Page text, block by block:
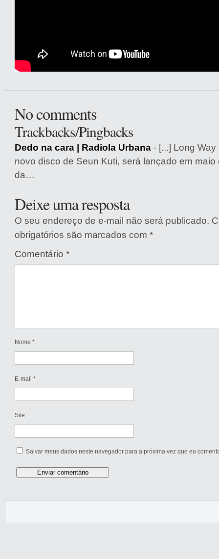
No comments
Trackbacks/Pingbacks
Dedo na cara | Radiola Urbana - [...] Long Way
novo disco de Seun Kuti, será lançado em maio
da…
Deixe uma resposta
O seu endereço de e-mail não será publicado.
obrigatórios são marcados com *
Comentário *
Nome *
E-mail *
Site
Salvar meus dados neste navegador para a próxima vez que eu